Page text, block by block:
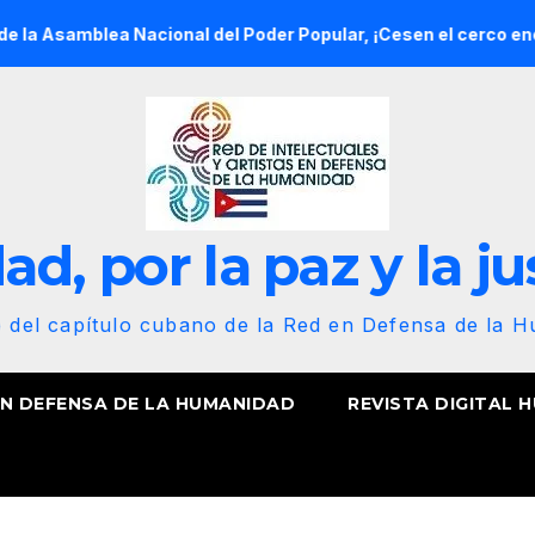
Nacional del Poder Popular, ¡Cesen el cerco energético
por la paz y la
del capítulo cubano de la Red en Defensa de la
DEFENSA DE LA HUMANIDAD REVISTA DIGITAL